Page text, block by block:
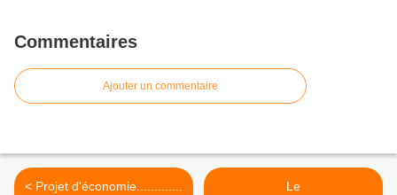
Commentaires
Ajouter un commentaire
< Projet d'économie.............
Le